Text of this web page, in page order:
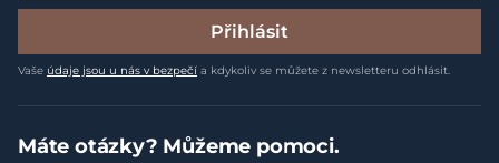
Přihlásit
Vaše údaje jsou u nás v bezpečí a kdykoliv se můžete z newsletteru odhlásit.
Máte otázky? Můžeme pomoci.